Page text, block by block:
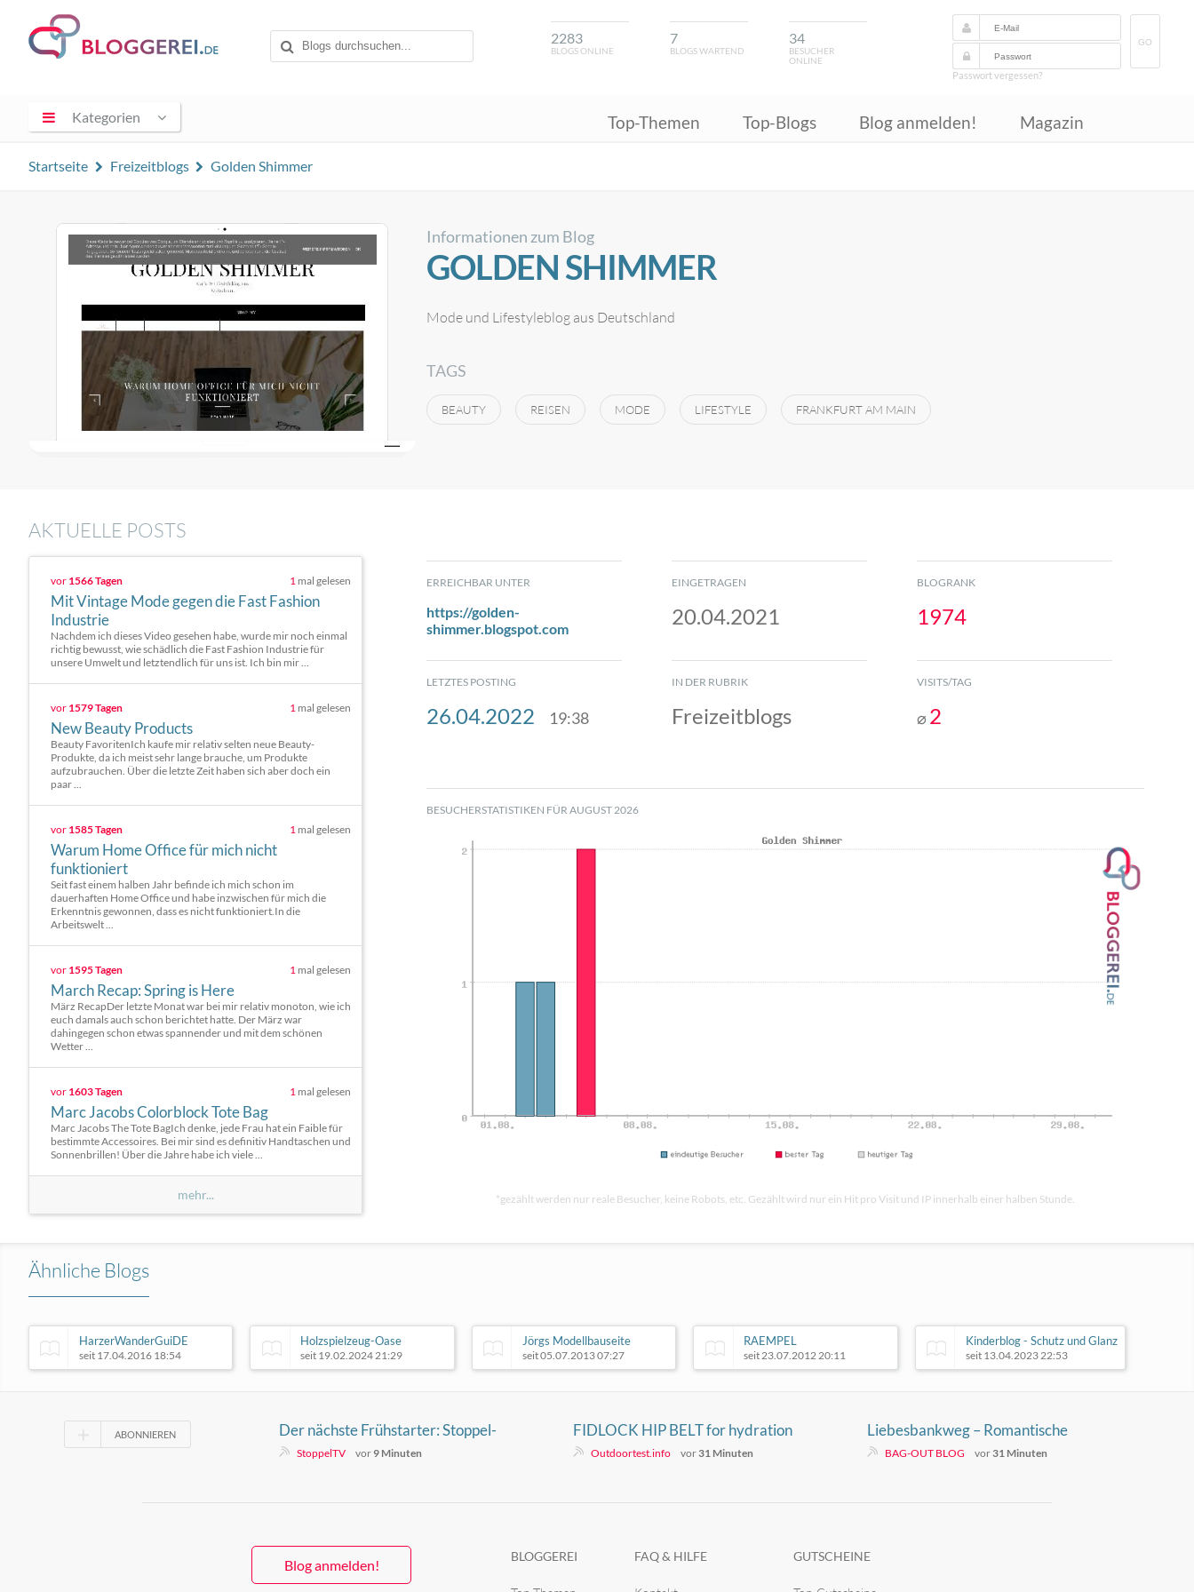
2283
BLOGS ONLINE
7
BLOGS WARTEND
34
BESUCHER
ONLINE
GO
Passwort vergessen?
Kategorien Top-Themen Top-Blogs Blog anmelden! Magazin
Startseite Freizeitblogs Golden Shimmer
Informationen zum Blog
GOLDEN SHIMMER
Mode und Lifestyleblog aus Deutschland
TAGS
BEAUTY REISEN MODE LIFESTYLE FRANKFURT AM MAIN
AKTUELLE POSTS
vor 1566 Tagen 1 mal gelesen
Mit Vintage Mode gegen die Fast Fashion
Industrie
Nachdem ich dieses Video gesehen habe, wurde mir noch einmal
richtig bewusst, wie schädlich die Fast Fashion Industrie für
unsere Umwelt und letztendlich für uns ist. Ich bin mir ...
vor 1579 Tagen 1 mal gelesen
New Beauty Products
Beauty FavoritenIch kaufe mir relativ selten neue Beauty-
Produkte, da ich meist sehr lange brauche, um Produkte
aufzubrauchen. Über die letzte Zeit haben sich aber doch ein
paar ...
vor 1585 Tagen 1 mal gelesen
Warum Home Office für mich nicht
funktioniert
Seit fast einem halben Jahr befinde ich mich schon im
dauerhaften Home Office und habe inzwischen für mich die
Erkenntnis gewonnen, dass es nicht funktioniert.In die
Arbeitswelt ...
vor 1595 Tagen 1 mal gelesen
March Recap: Spring is Here
März RecapDer letzte Monat war bei mir relativ monoton, wie ich
euch damals auch schon berichtet hatte. Der März war
dahingegen schon etwas spannender und mit dem schönen
Wetter ...
vor 1603 Tagen 1 mal gelesen
Marc Jacobs Colorblock Tote Bag
Marc Jacobs The Tote BagIch denke, jede Frau hat ein Faible für
bestimmte Accessoires. Bei mir sind es definitiv Handtaschen und
Sonnenbrillen! Über die Jahre habe ich viele ...
mehr...
ERREICHBAR UNTER
https://golden-
shimmer.blogspot.com
EINGETRAGEN
20.04.2021
BLOGRANK
1974
LETZTES POSTING
26.04.2022 19:38
IN DER RUBRIK
Freizeitblogs
VISITS/TAG
⌀ 2
BESUCHERSTATISTIKEN FÜR AUGUST 2026
*gezählt werden nur reale Besucher, keine Robots, etc. Gezählt wird nur ein Hit pro Visit und IP innerhalb einer halben Stunde.
Ähnliche Blogs
HarzerWanderGuiDE
seit 17.04.2016 18:54
Holzspielzeug-Oase
seit 19.02.2024 21:29
Jörgs Modellbauseite
seit 05.07.2013 07:27
RAEMPEL
seit 23.07.2012 20:11
Kinderblog - Schutz und Glanz
seit 13.04.2023 22:53
ABONNIEREN
Der nächste Frühstarter: Stoppel-
Schänke öffnet heute ab 11 Uhr
StoppelTV vor 9 Minuten
FIDLOCK HIP BELT for hydration
bladder (single)
Outdoortest.info vor 31 Minuten
Liebesbankweg – Romantische
Wanderung im Harzer
BAG-OUT BLOG vor 31 Minuten
Blog anmelden!
BLOGGEREI FAQ & HILFE GUTSCHEINE